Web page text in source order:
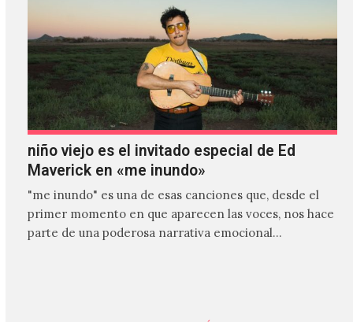
niño viejo es el invitado especial de Ed
Maverick en «me inundo»
"me inundo" es una de esas canciones que, desde el
primer momento en que aparecen las voces, nos hace
parte de una poderosa narrativa emocional…